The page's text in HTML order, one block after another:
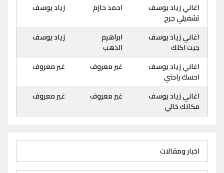
اغاني زياد يوسف
تشفيلي جرح
احمد حازم زياد يوسف
اغاني زياد يوسف
جيت اكلك
ابراهيم
الذهب
زياد يوسف
اغاني زياد يوسف
احسك راحتي
غير معروف غير معروف
اغاني زياد يوسف
مكانك خالي
غير معروف غير معروف
اخبار ومقالات